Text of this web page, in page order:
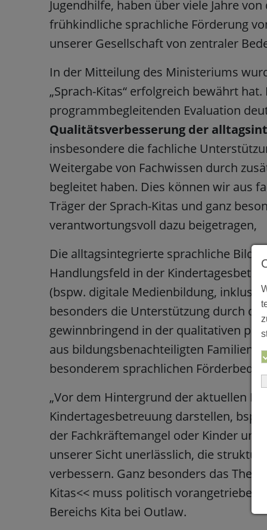
Jugendhilfe, haben über viele Jahre
frühkindliche sprachliche Förderung
unserer Gesellschaft von zentraler
In der Mitteilung des Ministeriums
„Sprach-Kitas“ erfolgreich bewährt
programmbegleitenden Evaluation
Qualitätsverbesserung der
insbesondere die fachliche
Weitergabe von Fachwissen durch
begleitet haben. Dies können wir aus
Träger der Sprach-Kitas und ganz
verantwortungsvoll dazu beigetragen,
Die alltagsintegrierte sprachliche
Handlungsfeld in der
(bspw. digitale Medienbildung,
besonders die Unterstützung durch
gewinnbringend in der qualitativen
aus bildungsbenachteiligten Familien,
besonderem sprachlichen
„Vor dem Hintergrund der aktuellen
Kindertagesbetreuung darstellen,
der Fachkräftemangel oder Kinder
unserer Sicht unerlässlich, die
verbessern. Ganz besonders das
Kitas<< muss politisch vorangetrieben
Bereichs Kita bei Outlaw.